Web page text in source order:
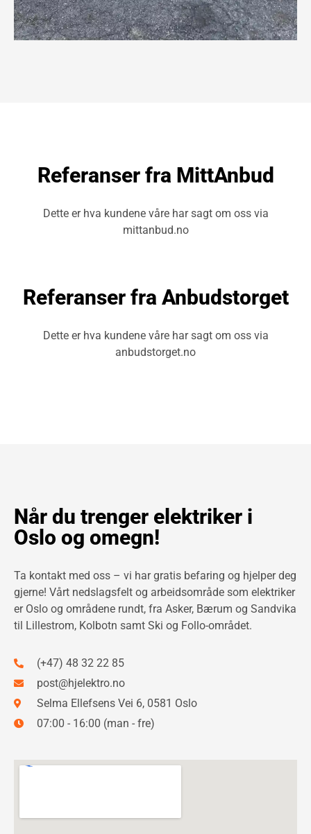
Referanser fra MittAnbud
Dette er hva kundene våre har sagt om oss via
mittanbud.no
Referanser fra Anbudstorget
Dette er hva kundene våre har sagt om oss via
anbudstorget.no
Når du trenger elektriker i
Oslo og omegn!
Ta kontakt med oss – vi har gratis befaring og hjelper deg
gjerne! Vårt nedslagsfelt og arbeidsområde som elektriker
er Oslo og områdene rundt, fra Asker, Bærum og Sandvika
til Lillestrom, Kolbotn samt Ski og Follo-området.
(+47) 48 32 22 85
post@hjelektro.no
Selma Ellefsens Vei 6, 0581 Oslo
07:00 - 16:00 (man - fre)